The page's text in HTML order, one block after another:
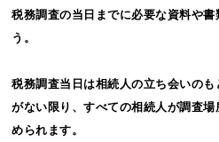
税務調査の当日までに必要な資料や
う。
税務調査当日は相続人の立ち会いの
がない限り、すべての相続人が調査
められます。